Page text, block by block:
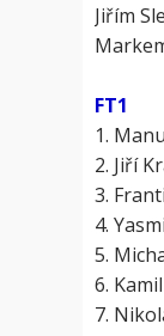
Jiřím
FT1
1.
2. Jiří
3.
4.
5.
6.
7.